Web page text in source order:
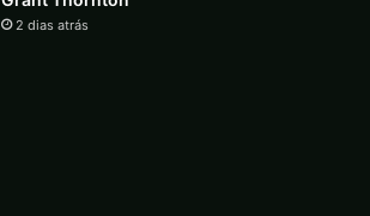
2 dias atrás